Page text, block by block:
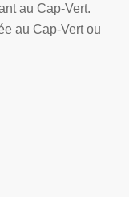
au Cap-Vert.
au Cap-Vert ou